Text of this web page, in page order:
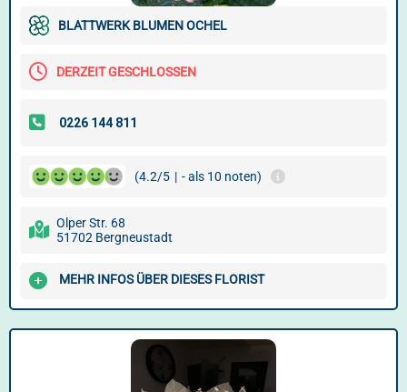
BLATTWERK BLUMEN OCHEL
DERZEIT GESCHLOSSEN
(4.2/5 | - als 10 noten)
Olper Str. 68
51702 Bergneustadt
MEHR INFOS ÜBER DIESES FLORIST